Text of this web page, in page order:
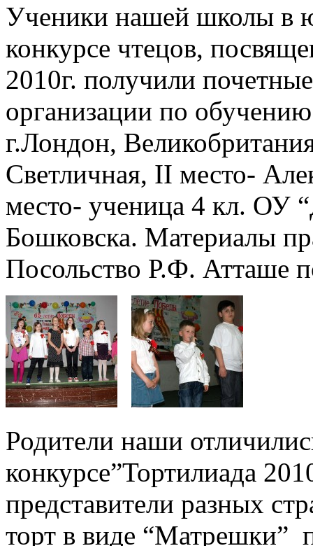
Ученики нашей школы в
конкурсе чтецов,
2010г. получили
организации по
г.Лондон,
Светличная, II место-
место- ученица 4 кл. ОУ
Бошковска. Материалы
Посольство Р.Ф. Атташе
Родители наши
конкурсе”Тортилиада
представители разных
торт в виде “Матрешки”